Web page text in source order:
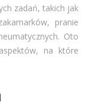
zadań, takich jak
pranie
Oto
na które